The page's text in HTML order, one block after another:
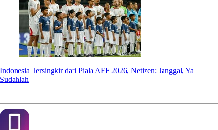
Indonesia Tersingkir dari Piala AFF 2026, Netizen: Janggal, Ya
Sudahlah